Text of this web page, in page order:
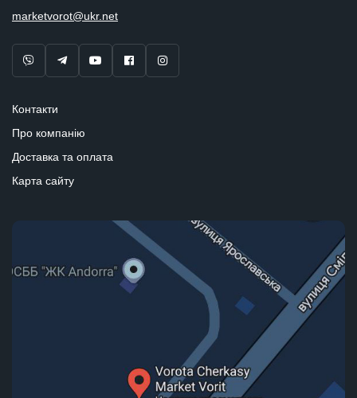
marketvorot@ukr.net
Контакти
Про компанію
Доставка та оплата
Карта сайту